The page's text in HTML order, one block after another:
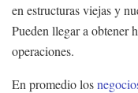
en estructuras viejas y
Pueden llegar a obtener
operaciones.
En promedio los